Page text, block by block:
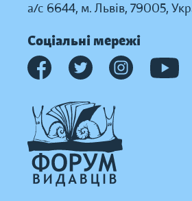
а/с 6644, м. Львів, 79005,
Соціальні мережі